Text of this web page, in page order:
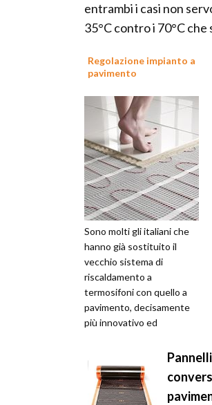
entrambi i casi non
35°C contro i 70°C
Regolazione impianto a
pavimento
Sono molti gli italiani che
hanno già sostituito il
vecchio sistema di
riscaldamento a
termosifoni con quello a
pavimento, decisamente
più innovativo ed
scelta economicame...